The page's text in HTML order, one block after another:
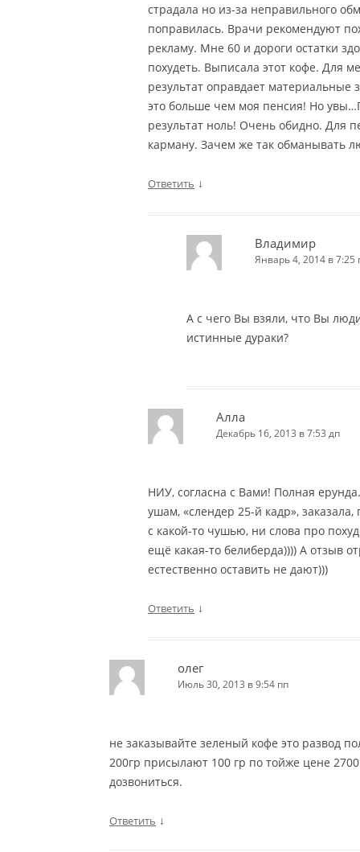
страдала но из-за неправильного
поправилась. Врачи рекомендуют
рекламу. Мне 60 и дороги остатки
похудеть. Выписала этот кофе. Для
результат оправдает
это больше чем моя пенсия! Но
результат ноль! Очень обидно. Для
карману. Зачем же так обманывать
Ответить ↓
Владимир
Январь 4, 2014 в 7:25
А с чего Вы взяли, что Вы
истинные дураки?
Алла
Декабрь 16, 2013 в 7:53 дп
НИУ, согласна с Вами! Полная
ушам, «слендер 25-й кадр»,
с какой-то чушью, ни слова про
ещё какая-то белиберда)))) А отзыв
естественно оставить не дают)))
Ответить ↓
олег
Июль 30, 2013 в 9:54 пп
не заказывайте зеленый кофе это развод
200гр присылают 100 гр по тойже цене
дозвониться.
Ответить ↓